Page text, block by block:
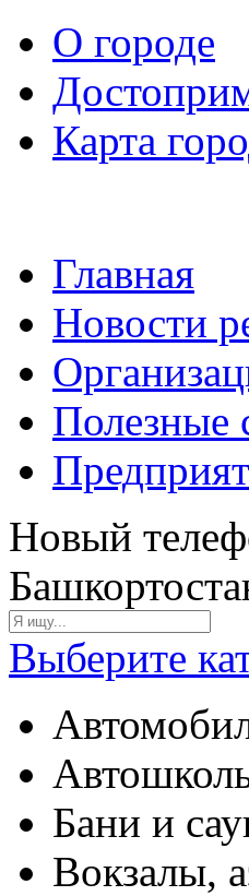
О городе
Карта
Главная
Новости
Полезные
Новый
Выберите
Бани и
Вокзалы,